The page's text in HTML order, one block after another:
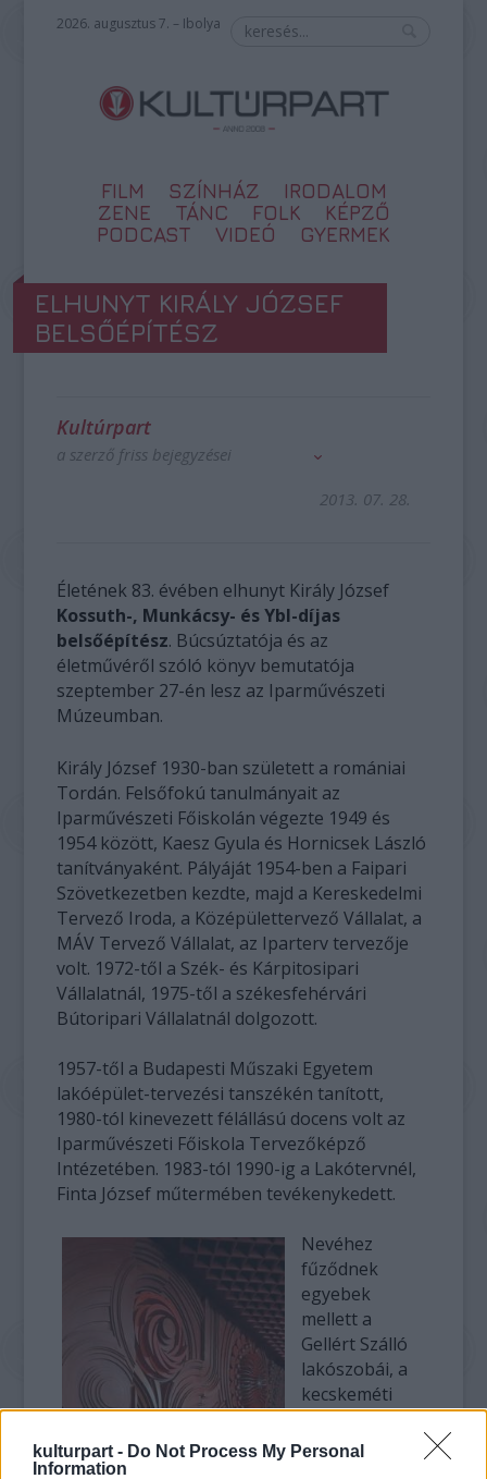
kulturpart - Do Not Process My Personal
Information
2026. augusztus 7. – Ibolya
FILM SZÍNHÁZ
IRODALOM
ZENE
TÁNC FOLK
KÉPZŐ
PODCAST
VIDEÓ GYERMEK
ELHUNYT KIRÁLY JÓZSEF
BELSŐÉPÍTÉSZ
Kultúrpart
a szerző friss bejegyzései
2013. 07. 28.
Életének 83. évében elhunyt Király József
Kossuth-, Munkácsy- és Ybl-díjas
belsőépítész. Búcsúztatója és az
életművéről szóló könyv bemutatója
szeptember 27-én lesz az Iparművészeti
Múzeumban.
Király József 1930-ban született a romániai
Tordán. Felsőfokú tanulmányait az
Iparművészeti Főiskolán végezte 1949 és
1954 között, Kaesz Gyula és Hornicsek László
tanítványaként. Pályáját 1954-ben a Faipari
Szövetkezetben kezdte, majd a Kereskedelmi
Tervező Iroda, a Középülettervező Vállalat, a
MÁV Tervező Vállalat, az Iparterv tervezője
volt. 1972-től a Szék- és Kárpitosipari
Vállalatnál, 1975-től a székesfehérvári
Bútoripari Vállalatnál dolgozott.
1957-től a Budapesti Műszaki Egyetem
lakóépület-tervezési tanszékén tanított,
1980-tól kinevezett félállású docens volt az
Iparművészeti Főiskola Tervezőképző
Intézetében. 1983-tól 1990-ig a Lakótervnél,
Finta József műtermében tevékenykedett.
Nevéhez
fűződnek
egyebek
mellett a
Gellért Szálló
lakószobái, a
kecskeméti
Arany Homok
Szálloda és a